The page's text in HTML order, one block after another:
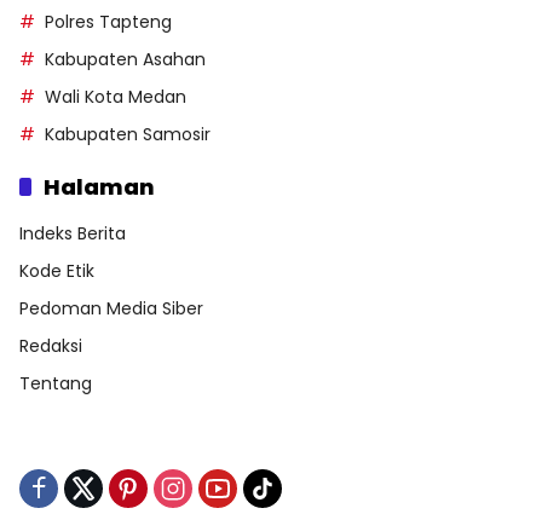
Polres Tapteng
Kabupaten Asahan
Wali Kota Medan
Kabupaten Samosir
Halaman
Indeks Berita
Kode Etik
Pedoman Media Siber
Redaksi
Tentang